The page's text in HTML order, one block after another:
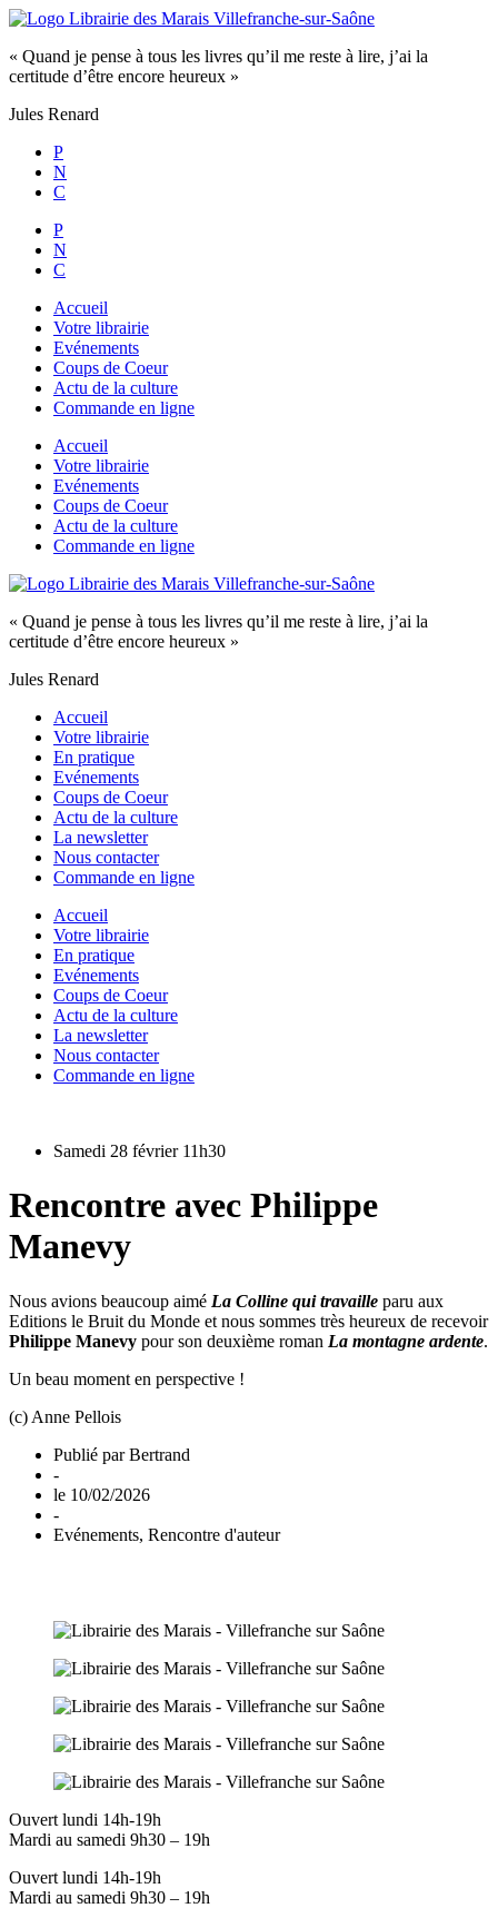
Aller
contenu
« Quand je pense à tous les livres qu’il me reste à lire, j’ai la
certitude d’être encore heureux »
Jules Renard
P
N
C
P
N
C
Accueil
Votre librairie
Evénements
Coups de Coeur
Actu de la culture
Commande en ligne
Accueil
Votre librairie
Evénements
Coups de Coeur
Actu de la culture
Commande en ligne
« Quand je pense à tous les livres qu’il me reste à lire, j’ai la
certitude d’être encore heureux »
Jules Renard
Accueil
Votre librairie
En pratique
Evénements
Coups de Coeur
Actu de la culture
La newsletter
Nous contacter
Commande en ligne
Accueil
Votre librairie
En pratique
Evénements
Coups de Coeur
Actu de la culture
La newsletter
Nous contacter
Commande en ligne
Samedi 28 février 11h30
Rencontre avec Philippe
Manevy
Nous avions beaucoup aimé La Colline qui travaille paru aux
Editions le Bruit du Monde et nous sommes très heureux de recevoir
Philippe Manevy pour son deuxième roman La montagne ardente.
Un beau moment en perspective !
(c) Anne Pellois
Publié parBertrand
-
le 10/02/2026
-
Evénements, Rencontre d'auteur
Ouvert lundi 14h-19h
Mardi au samedi 9h30 – 19h
Ouvert lundi 14h-19h
Mardi au samedi 9h30 – 19h